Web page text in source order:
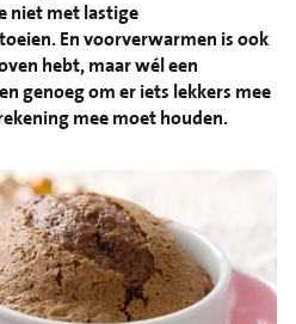
niet met lastige
En voorverwarmen is ook
hebt, maar wél een
genoeg om er iets lekkers mee
mee moet houden.